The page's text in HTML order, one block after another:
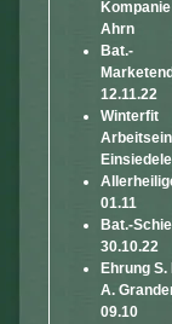
Ahrn
Bat.-
12.11.22
Winterfit
01.11
Bat.-
30.10.22
Ehrung S.
A.
09.10